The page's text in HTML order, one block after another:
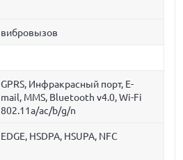
вибровызов
GPRS, Инфракрасный порт, E-
mail, MMS, Bluetooth v4.0, Wi-Fi
802.11a/ac/b/g/n
EDGE, HSDPA, HSUPA, NFC